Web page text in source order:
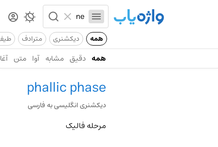
همه دیکشنری مترادف
همه دقیق مشابه آوا متن
phallic phase
دیکشنری انگلیسی به فارسی
مرحله فالیک